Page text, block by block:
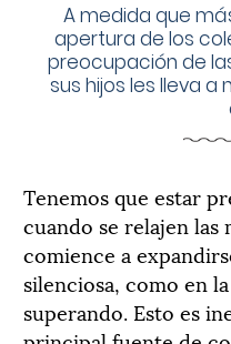
A medida que
apertura de los
preocupación de
sus hijos les lleva a
Tenemos que estar
cuando se relajen las
comience a
silenciosa, como en
superando. Esto es